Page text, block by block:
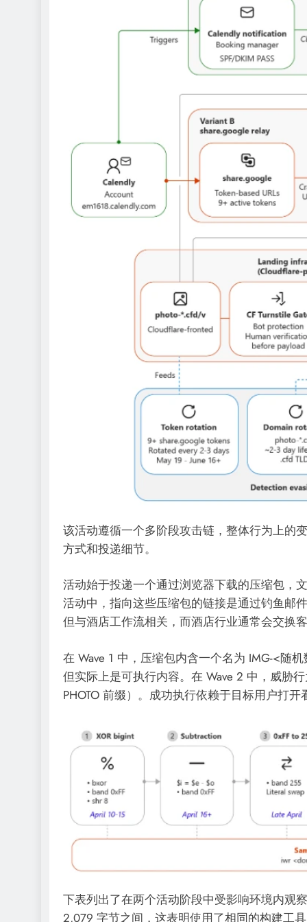
该活动遵循一个多阶段攻击链，整体行为上的
方式和投递细节。
活动始于投递一个通过浏览器下载的压缩包，
活动中，指向这些压缩包的链接是通过钓鱼邮
但与酒店工作流相关，而酒店行业通常会交换
在 Wave 1 中，压缩包内含一个名为 IMG-<随
但实际上是可执行内容。在 Wave 2 中，威胁
PHOTO 前缀）。成功执行依赖于目标用户打
下表列出了在两个活动阶段中受影响环境内观
2,079 字节之间，这表明使用了相同的构建工